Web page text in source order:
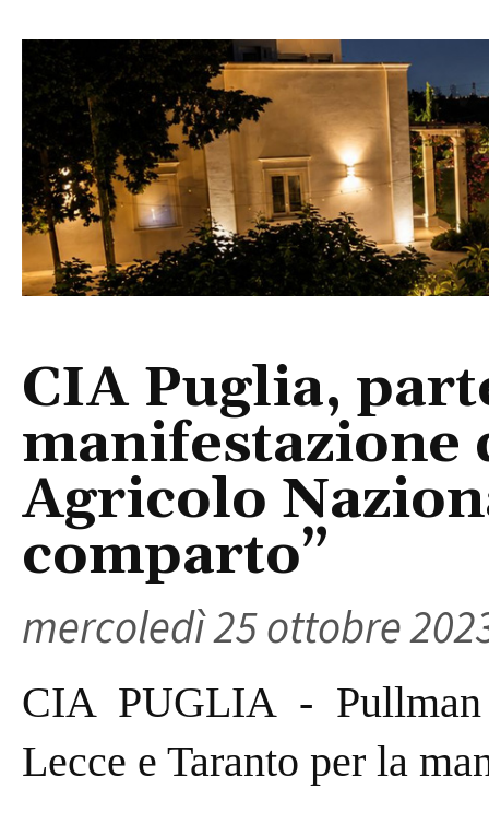
CIA Puglia,
manifestazione
Agricolo
comparto”
mercoledì 25 ottobre
CIA PUGLIA -
Lecce e Taranto per la